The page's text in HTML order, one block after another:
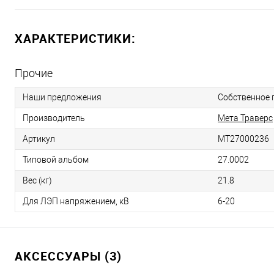
ХАРАКТЕРИСТИКИ:
Прочие
Наши предложения Собственное
Производитель Мета Траверс
Артикул МТ27000236
Типовой альбом 27.0002
Вес (кг) 21.8
Для ЛЭП напряжением, кВ 6-20
АКСЕССУАРЫ (3)